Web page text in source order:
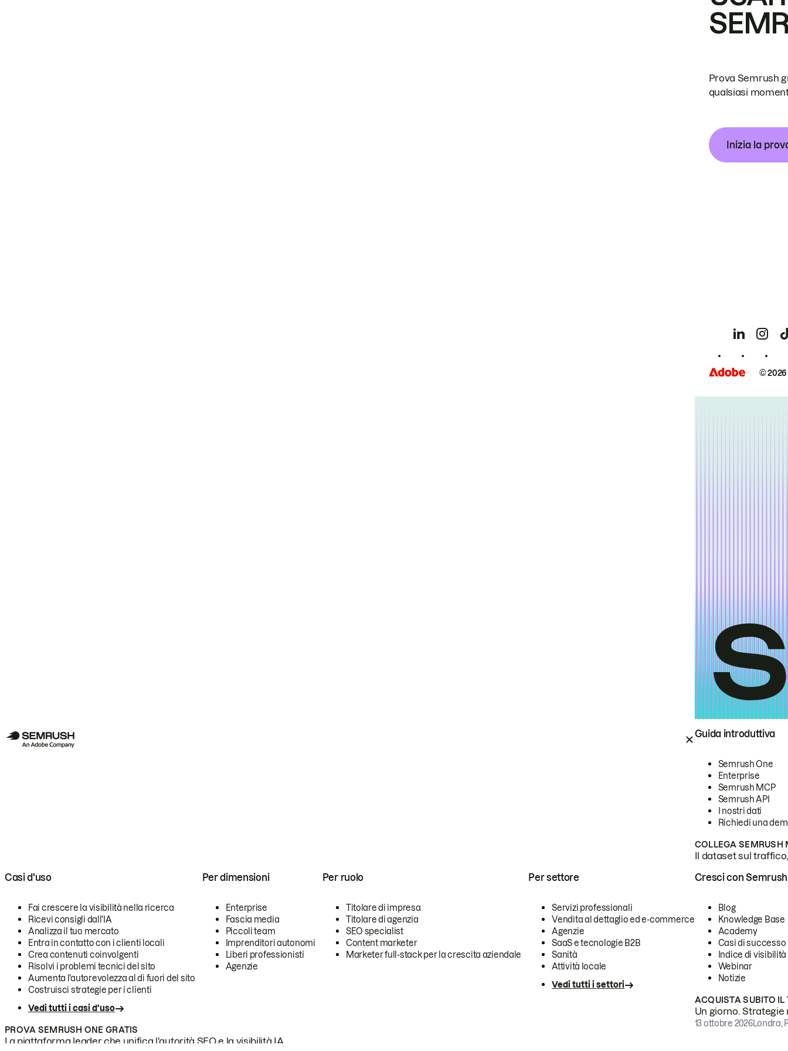
Guida introduttiva
Semrush One
Enterprise
Semrush MCP
Semrush API
I nostri dati
Richiedi una
COLLEGA SEMRUSH
Il dataset sul
Casi d'uso
Fai crescere la visibilità nella ricerca
Ricevi consigli dall'IA
Analizza il tuo mercato
Entra in contatto con i clienti locali
Crea contenuti coinvolgenti
Risolvi i problemi tecnici del sito
Aumenta l'autorevolezza al di fuori del sito
Costruisci strategie per i clienti
Vedi tutti i casi d'uso
Per dimensioni
Enterprise
Fascia media
Piccoli team
Imprenditori autonomi
Liberi professionisti
Agenzie
Per ruolo
Titolare di impresa
Titolare di agenzia
SEO specialist
Content marketer
Marketer full-stack per la crescita aziendale
Per settore
Servizi professionali
Vendita al dettaglio ed e-commerce
Agenzie
SaaS e tecnologie B2B
Sanità
Attività locale
Vedi tutti i settori
PROVA SEMRUSH ONE GRATIS
La piattaforma leader che unifica l'autorità SEO e la visibilità IA.
Cresci con Semrush
Blog
Knowledge Base
Academy
Casi di successo
Indice di visibilità
Webinar
Notizie
ACQUISTA SUBITO IL
Un giorno.
13 ottobre 2026Londra,
Prova Semrush
qualsiasi
Inizia la
©